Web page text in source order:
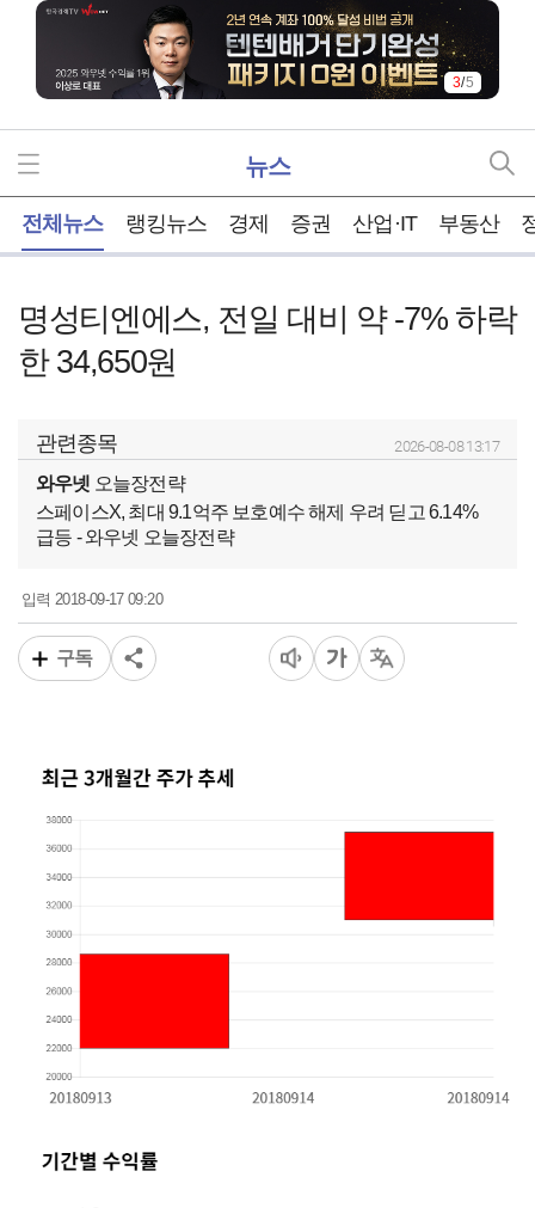
4/5
뉴스
전체뉴스 랭킹뉴스 경제 증권 산업·IT 부동산
명성티엔에스, 전일 대비 약 -7% 하락
한 34,650원
관련종목 2026-08-08 13:17
와우넷 오늘장전략
스페이스X, 최대 9.1억주 보호예수 해제 우려 딛고 6.14%
급등 - 와우넷 오늘장전략
입력2018-09-17 09:20
구독